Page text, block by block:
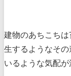
建物のあちこち
生するようなそ
いるような気配が